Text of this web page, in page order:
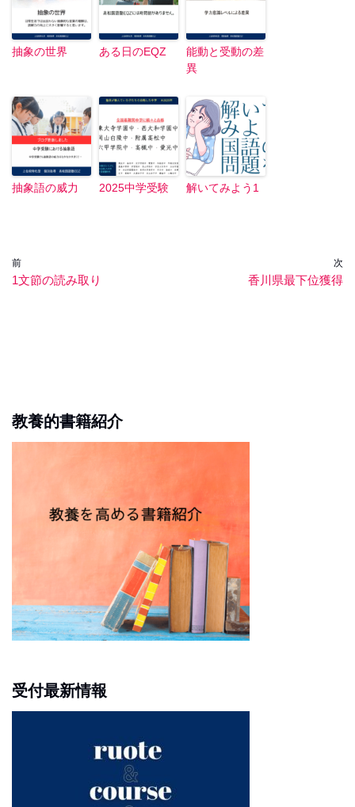
抽象の世界 ある日のEQZ
能動と受動の差
異
抽象語の威力 2025中学受験 解いてみよう1
前
1文節の読み取り
次
香川県最下位獲得
教養的書籍紹介
受付最新情報